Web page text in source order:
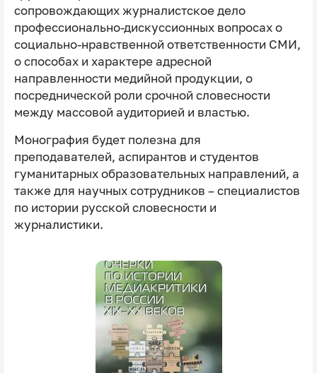
сопровождающих журналистское дело
профессионально-дискуссионных вопросах о
социально-нравственной ответственности СМИ,
о способах и характере адресной
направленности медийной продукции, о
посреднической роли срочной словесности
между массовой аудиторией и властью.
Монография будет полезна для
преподавателей, аспирантов и студентов
гуманитарных образовательных направлений, а
также для научных сотрудников – специалистов
по истории русской словесности и
журналистики.